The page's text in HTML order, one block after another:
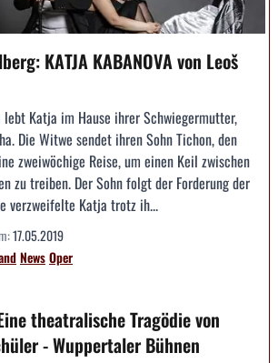
KATJA KABANOVA von Leoš
Katja im Hause ihrer Schwiegermutter,
Die Witwe sendet ihren Sohn Tichon, den
zweiwöchige Reise, um einen Keil zwischen
zu treiben. Der Sohn folgt der Forderung der
verzweifelte Katja trotz ih...
17.05.2019
NewsOper
theatralische Tragödie von
- Wuppertaler Bühnen